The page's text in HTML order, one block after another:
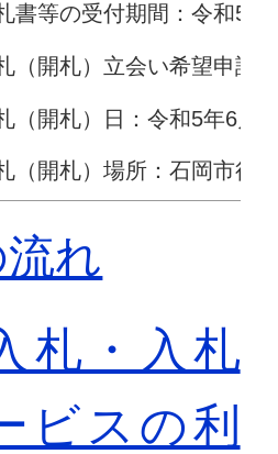
書等の受付期間：令和5
（開札）立会い希望申請
（開札）日：令和5年6月8
（開札）場所：石岡市役
れ
札・入札
ビスの利